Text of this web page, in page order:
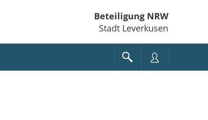
Beteiligung NRW
Stadt Leverkusen